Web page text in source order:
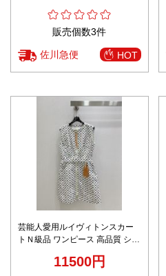
販売個数3件
佐川急便 HOT
芸能人愛用ルイヴィトンスカー
トＮ級品 ワンピース 高品質 シン
11500円